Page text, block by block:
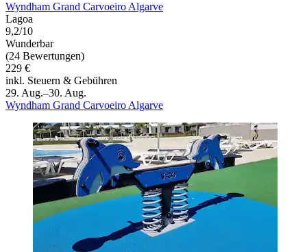
Wyndham Grand Carvoeiro Algarve
Lagoa
9,2/10
Wunderbar
(24 Bewertungen)
229 €
inkl. Steuern & Gebühren
29. Aug.–30. Aug.
Wyndham Grand Carvoeiro Algarve